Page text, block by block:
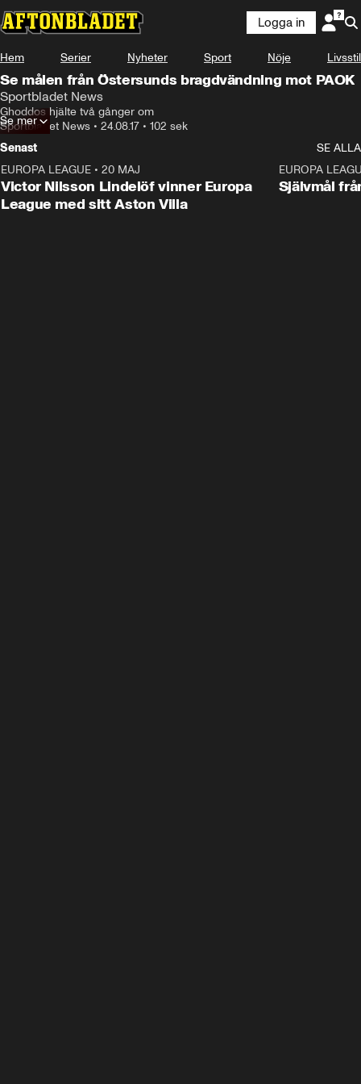
Logga in
Hem Serier Nyheter Sport Nöje Livsstil
Se målen från Östersunds bragdvändning mot PAOK
Sportbladet News
Ghoddos hjälte två gånger om
Sportbladet News • 24.08.17 • 102 sek
Se mer
Senast
SE ALLA
EUROPA LEAGUE • 20 MAJ
Victor Nilsson Lindelöf vinner Europa
League med sitt Aston Villa
EUROPA
Självmål